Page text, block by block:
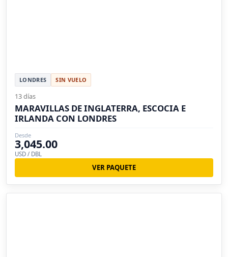
LONDRES SIN VUELO
13 días
MARAVILLAS DE INGLATERRA, ESCOCIA E
IRLANDA CON LONDRES
Desde
3,045.00
USD / DBL
VER PAQUETE